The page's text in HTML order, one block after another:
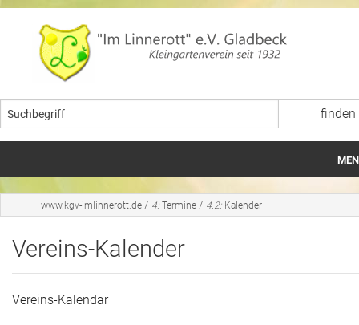
Startseite
Termine
www.kgv-imlinnerott.de / 4: Termine / 4.2: Kalender
Vereins-Kalender
Vereins-Kalendar